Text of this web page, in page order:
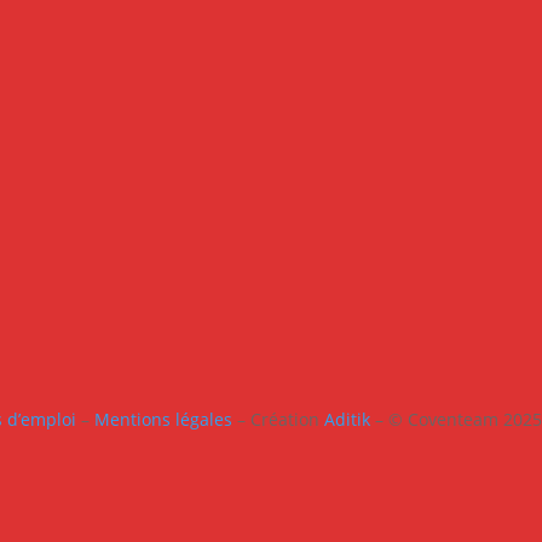
d’emploi – Mentions légales – Création Aditik – © Coventeam 2025